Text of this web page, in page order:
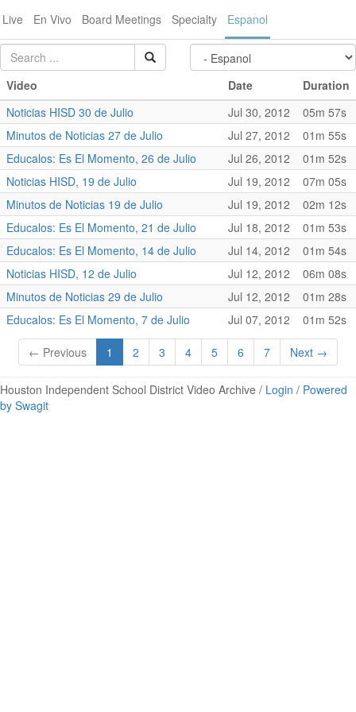
Live En Vivo Board Meetings Specialty Espanol
Video Date
Duration
Noticias HISD 30 de Julio
Jul 30, 2012
05m 57s
Minutos de Noticias 27 de Julio
Jul 27, 2012
01m 55s
Educalos: Es El Momento, 26 de Julio
Jul 26, 2012
01m 52s
Noticias HISD, 19 de Julio
Jul 19, 2012
07m 05s
Minutos de Noticias 19 de Julio
Jul 19, 2012
02m 12s
Educalos: Es El Momento, 21 de Julio
Jul 18, 2012
01m 53s
Educalos: Es El Momento, 14 de Julio
Jul 14, 2012
01m 54s
Noticias HISD, 12 de Julio
Jul 12, 2012
06m 08s
Minutos de Noticias 29 de Julio
Jul 12, 2012
01m 28s
Educalos: Es El Momento, 7 de Julio
Jul 07, 2012 01m 52s
← Previous 1 2 3 4 5 6 7 Next →
Houston Independent School District Video Archive / Login / Powered
by Swagit